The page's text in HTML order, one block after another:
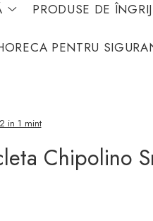
PRODUSE DE
PENTRU
in 1 mint
Chipolino